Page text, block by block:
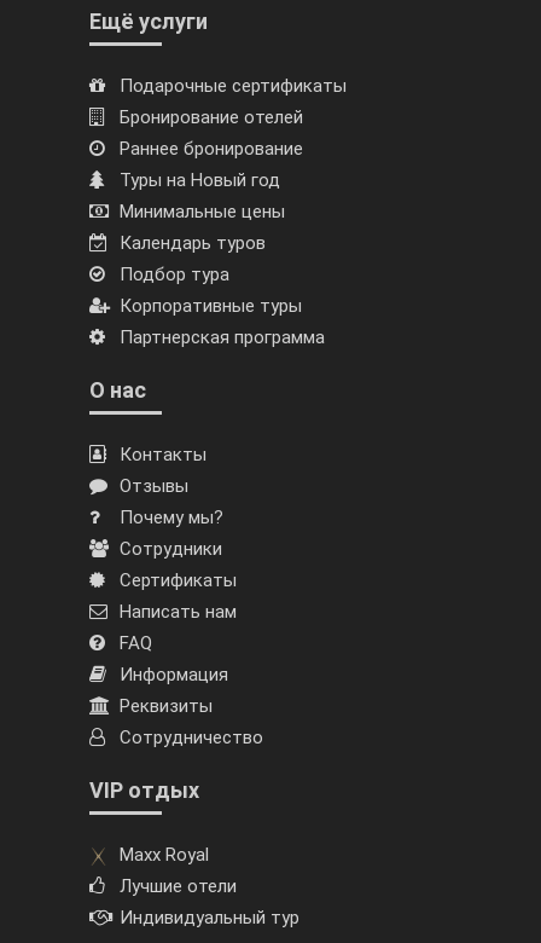
Ещё услуги
Подарочные сертификаты
Бронирование отелей
Раннее бронирование
Туры на Новый год
Минимальные цены
Календарь туров
Подбор тура
Корпоративные туры
Партнерская программа
О нас
Контакты
Отзывы
Почему мы?
Сотрудники
Сертификаты
Написать нам
FAQ
Информация
Реквизиты
Сотрудничество
VIP отдых
Maxx Royal
Лучшие отели
Индивидуальный тур